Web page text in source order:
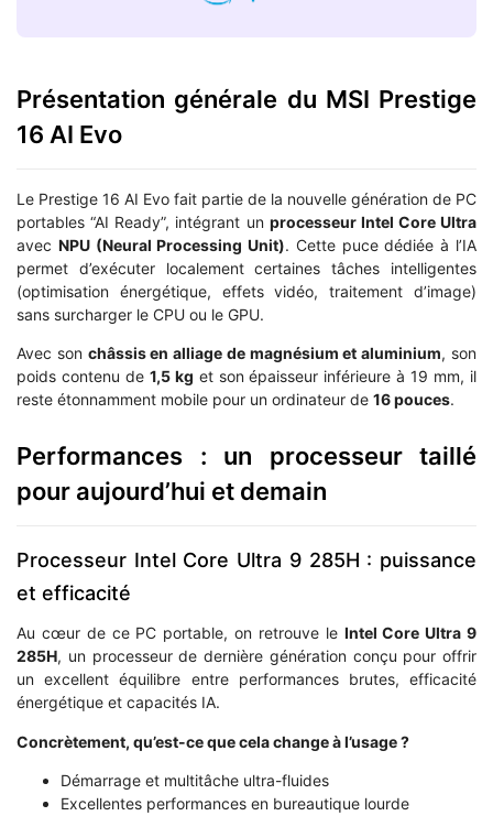
Présentation générale du MSI Prestige
16 AI Evo
Le Prestige 16 AI Evo fait partie de la nouvelle génération de PC
portables “AI Ready”, intégrant un processeur Intel Core Ultra
avec NPU (Neural Processing Unit). Cette puce dédiée à l’IA
permet d’exécuter localement certaines tâches intelligentes
(optimisation énergétique, effets vidéo, traitement d’image)
sans surcharger le CPU ou le GPU.
Avec son châssis en alliage de magnésium et aluminium, son
poids contenu de 1,5 kg et son épaisseur inférieure à 19 mm, il
reste étonnamment mobile pour un ordinateur de 16 pouces.
Performances : un processeur taillé
pour aujourd’hui et demain
Processeur Intel Core Ultra 9 285H : puissance
et efficacité
Au cœur de ce PC portable, on retrouve le Intel Core Ultra 9
285H, un processeur de dernière génération conçu pour offrir
un excellent équilibre entre performances brutes, efficacité
énergétique et capacités IA.
Concrètement, qu’est-ce que cela change à l’usage ?
Démarrage et multitâche ultra-fluides
Excellentes performances en bureautique lourde